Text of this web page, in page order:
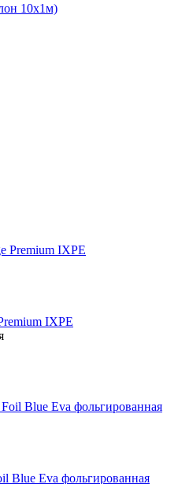
10х1м)
IXPE
Blue Eva фольгированная